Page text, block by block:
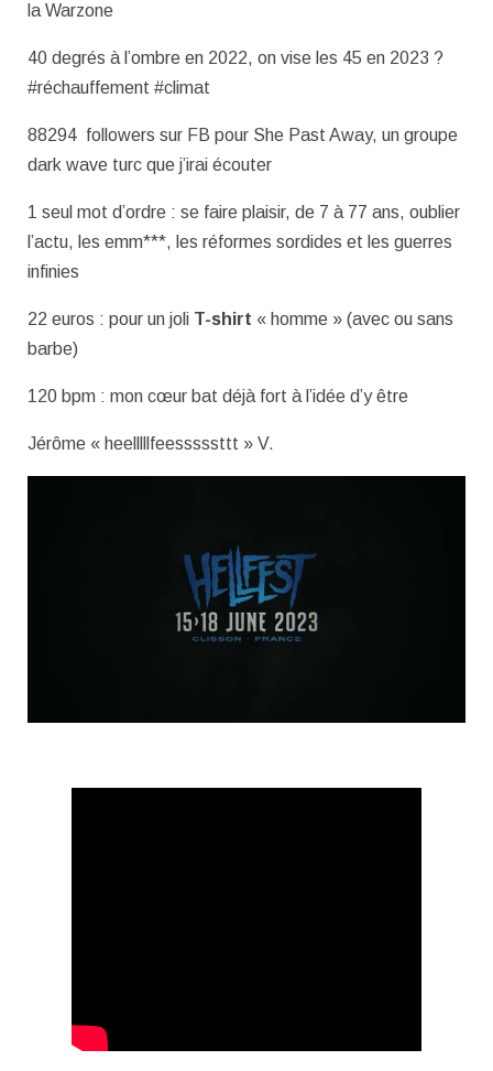
la Warzone
40 degrés à l’ombre en 2022, on vise les 45 en 2023 ?
#réchauffement #climat
88294 followers sur FB pour She Past Away, un groupe
dark wave turc que j’irai écouter
1 seul mot d’ordre : se faire plaisir, de 7 à 77 ans, oublier
l’actu, les emm***, les réformes sordides et les guerres
infinies
22 euros : pour un joli T-shirt « homme » (avec ou sans
barbe)
120 bpm : mon cœur bat déjà fort à l’idée d’y être
Jérôme « heelllllfeesssssttt » V.